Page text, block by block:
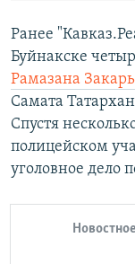
Ранее
Буйнакске
Рамазана
Самата
Спустя
полицейском
уголовное дело